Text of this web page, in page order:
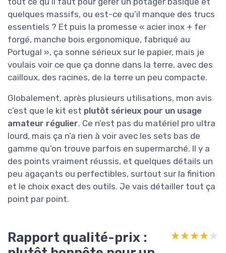
quelques massifs, ou est-ce qu’il manque des trucs
essentiels ? Et puis la promesse « acier inox + fer
forgé, manche bois ergonomique, fabriqué au
Portugal », ça sonne sérieux sur le papier, mais je
voulais voir ce que ça donne dans la terre, avec des
cailloux, des racines, de la terre un peu compacte.
Globalement, après plusieurs utilisations, mon avis
c’est que le kit est plutôt sérieux pour un usage
amateur régulier. Ce n’est pas du matériel pro ultra
lourd, mais ça n’a rien à voir avec les sets bas de
gamme qu’on trouve parfois en supermarché. Il y a
des points vraiment réussis, et quelques détails un
peu agaçants ou perfectibles, surtout sur la finition
et le choix exact des outils. Je vais détailler tout ça
point par point.
Rapport qualité-prix :
★★★★★
★★★★★